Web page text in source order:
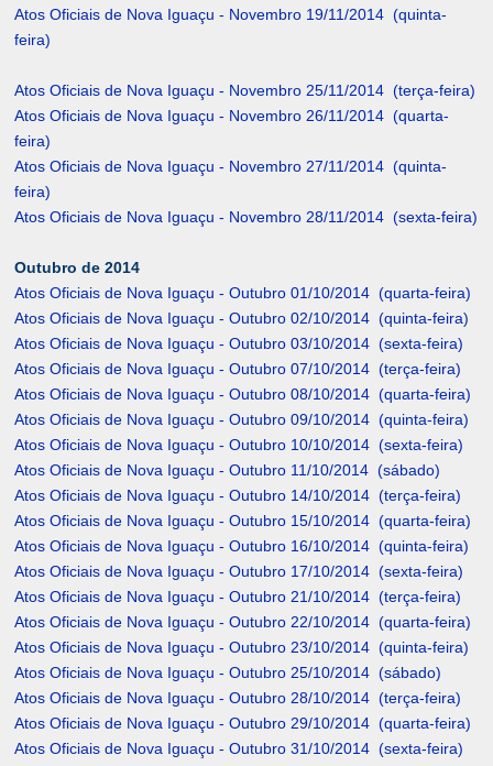
Atos Oficiais de Nova Iguaçu - Novembro 19/11/2014 (quinta-
feira)
Atos Oficiais de Nova Iguaçu - Novembro 25/11/2014 (terça-feira)
Atos Oficiais de Nova Iguaçu - Novembro 26/11/2014 (quarta-
feira)
Atos Oficiais de Nova Iguaçu - Novembro 27/11/2014 (quinta-
feira)
Atos Oficiais de Nova Iguaçu - Novembro 28/11/2014 (sexta-feira)
Outubro de 2014
Atos Oficiais de Nova Iguaçu - Outubro 01/10/2014 (quarta-feira)
Atos Oficiais de Nova Iguaçu - Outubro 02/10/2014 (quinta-feira)
Atos Oficiais de Nova Iguaçu - Outubro 03/10/2014 (sexta-feira)
Atos Oficiais de Nova Iguaçu - Outubro 07/10/2014 (terça-feira)
Atos Oficiais de Nova Iguaçu - Outubro 08/10/2014 (quarta-feira)
Atos Oficiais de Nova Iguaçu - Outubro 09/10/2014 (quinta-feira)
Atos Oficiais de Nova Iguaçu - Outubro 10/10/2014 (sexta-feira)
Atos Oficiais de Nova Iguaçu - Outubro 11/10/2014 (sábado)
Atos Oficiais de Nova Iguaçu - Outubro 14/10/2014 (terça-feira)
Atos Oficiais de Nova Iguaçu - Outubro 15/10/2014 (quarta-feira)
Atos Oficiais de Nova Iguaçu - Outubro 16/10/2014 (quinta-feira)
Atos Oficiais de Nova Iguaçu - Outubro 17/10/2014 (sexta-feira)
Atos Oficiais de Nova Iguaçu - Outubro 21/10/2014 (terça-feira)
Atos Oficiais de Nova Iguaçu - Outubro 22/10/2014 (quarta-feira)
Atos Oficiais de Nova Iguaçu - Outubro 23/10/2014 (quinta-feira)
Atos Oficiais de Nova Iguaçu - Outubro 25/10/2014 (sábado)
Atos Oficiais de Nova Iguaçu - Outubro 28/10/2014 (terça-feira)
Atos Oficiais de Nova Iguaçu - Outubro 29/10/2014 (quarta-feira)
Atos Oficiais de Nova Iguaçu - Outubro 31/10/2014 (sexta-feira)